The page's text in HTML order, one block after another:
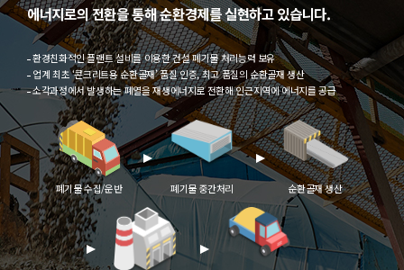
에너지로의 전환을 통해 순환경제를 실현하고 있습니다.
환경친화적인 플랜트 설비를 이용한 건설 폐기물 처리능력 보유
업계 최초 ‘콘크리트용 순환골재’ 품질 인증, 최고 품질의 순환골재 생산
소각과정에서 발생하는 폐열을 재생에너지로 전환해 인근지역에 에너지를 공급
폐기물 수집/운반 폐기물 중간처리 순환골재 생산